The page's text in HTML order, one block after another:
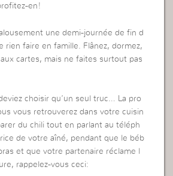
en!
une demi-journée de fin d
rien faire en famille. Flânez, dormez,
cartes, mais ne faites surtout pas
choisir qu’un seul truc… La pro
vous retrouverez dans votre cuisin
du chili tout en parlant au téléph
de votre aîné, pendant que le béb
et que votre partenaire réclame l
rappelez-vous ceci: